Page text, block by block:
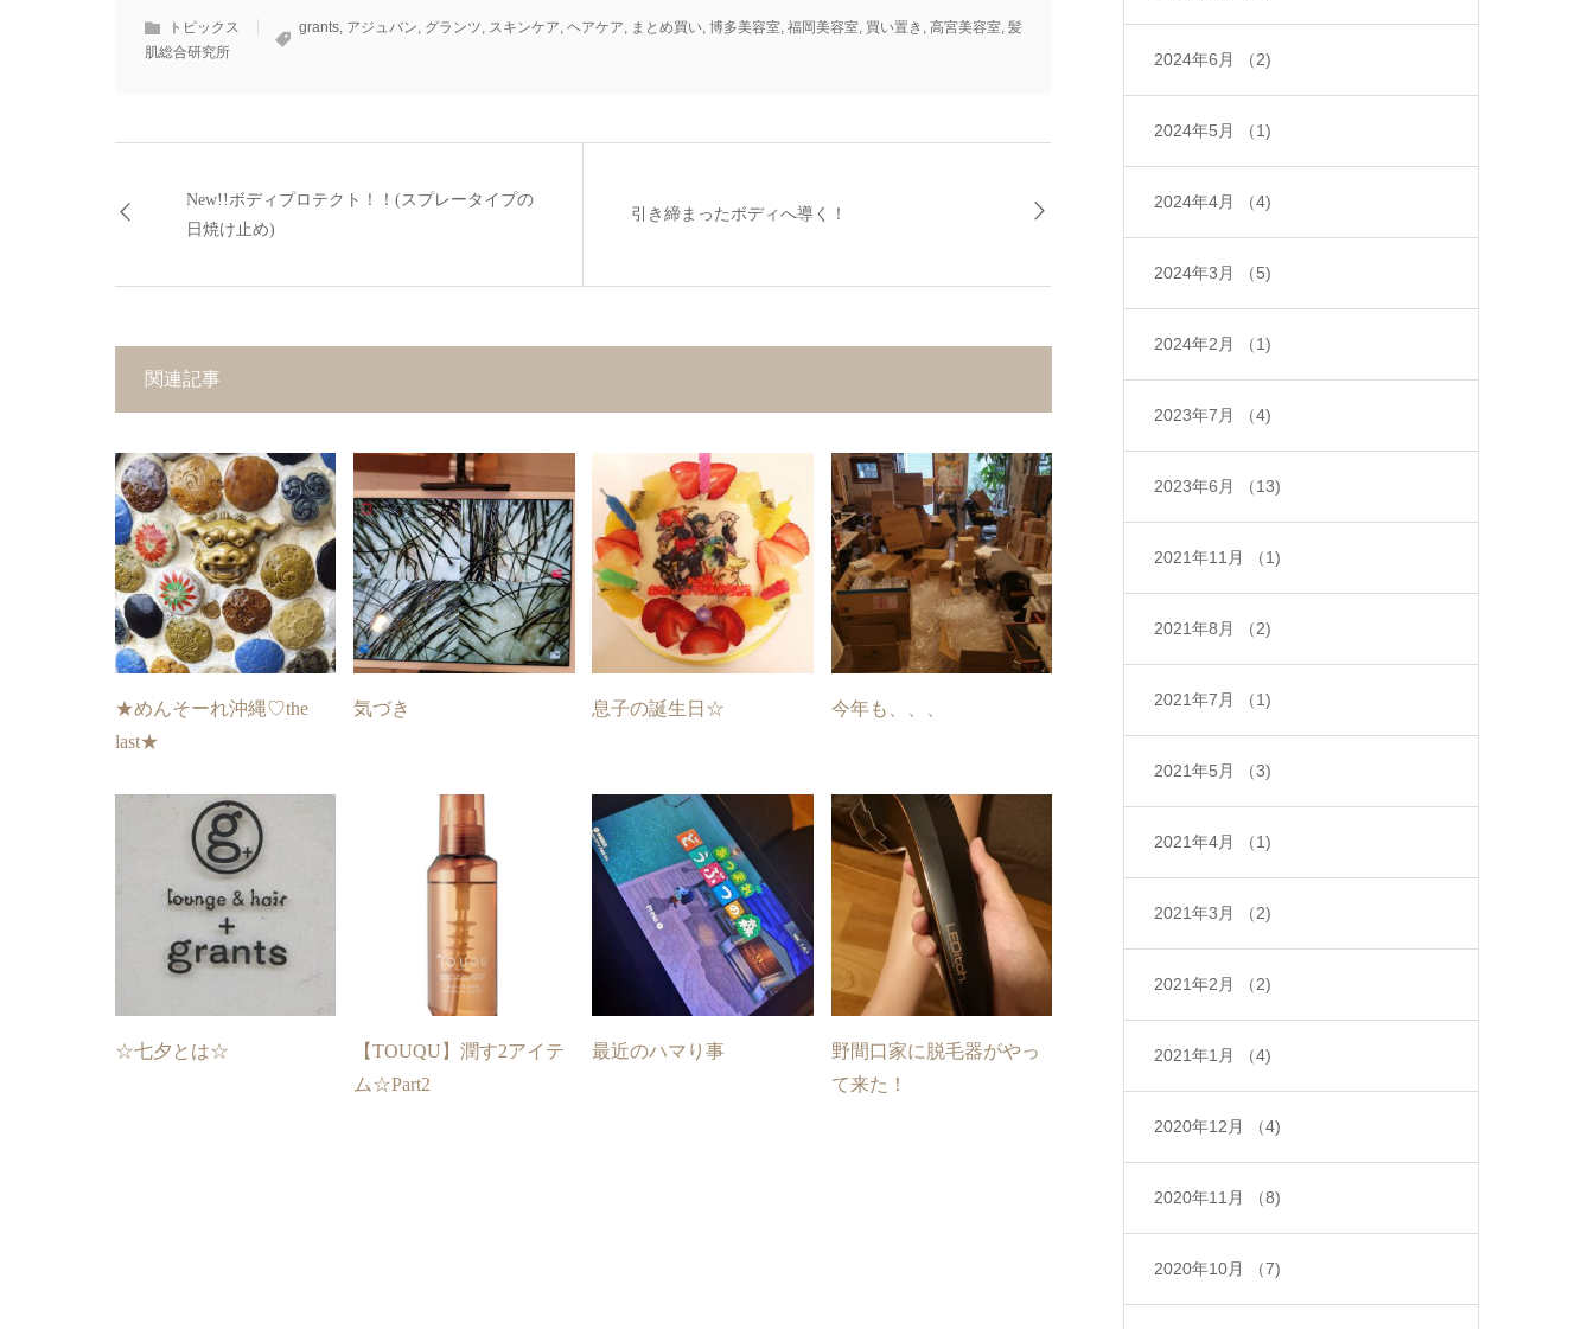
トピックス grants アジュバン グランツ スキンケア ヘアケア まとめ買い 博多美容室 福岡美容室 買い置き 高宮美容室 髪
肌総合研究所
New!!ボディプロテクト！！(スプレータイプの
日焼け止め)
引き締まったボディへ導く！
関連記事
★めんそーれ沖縄♡the
last★
気づき 息子の誕生日☆ 今年も、、、
☆七夕とは☆
【TOUQU】潤す2アイテ
ム☆Part2
最近のハマり事
野間口家に脱毛器がやっ
て来た！
2024年6月 （2)
2024年5月 （1)
2024年4月 （4)
2024年3月 （5)
2024年2月 （1)
2023年7月 （4)
2023年6月 （13)
2021年11月 （1)
2021年8月 （2)
2021年7月 （1)
2021年5月 （3)
2021年4月 （1)
2021年3月 （2)
2021年2月 （2)
2021年1月 （4)
2020年12月 （4)
2020年11月 （8)
2020年10月 （7)